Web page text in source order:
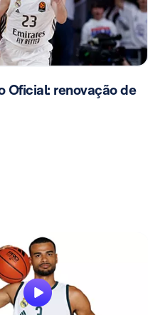
Oficial: renovação de